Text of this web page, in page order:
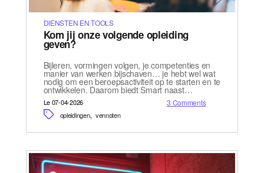
DIENSTEN EN TOOLS
Kom jij onze volgende opleiding
geven?
Bijleren, vormingen volgen, je competenties en
manier van werken bijschaven… je hebt wel wat
nodig om een beroepsactiviteit op te starten en te
ontwikkelen. Daarom biedt Smart naast…
Le 07-04-2026 3 Comments
opleidingen, vennoten